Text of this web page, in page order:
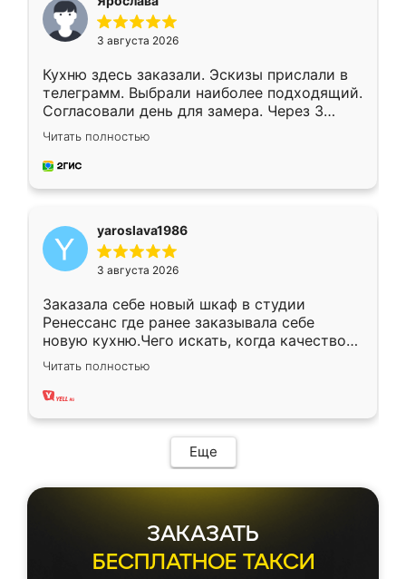
3 августа 2026
Кухню здесь заказали. Эскизы прислали в
телеграмм. Выбрали наиболее подходящий.
Согласовали день для замера. Через 3
недели кухня была уже готова. Остались
довольны работой. Спасибо Ренессанс
мебель за качественную работу!
Читать полностью
yaroslava1986
3 августа 2026
Заказала себе новый шкаф в студии
Ренессанс где ранее заказывала себе
новую кухню.Чего искать, когда качеством
вполне довольна. Служит кухня уже почти
два года, нареканий нет.
Читать полностью
Еще
ЗАКАЗАТЬ
БЕСПЛАТНОЕ ТАКСИ